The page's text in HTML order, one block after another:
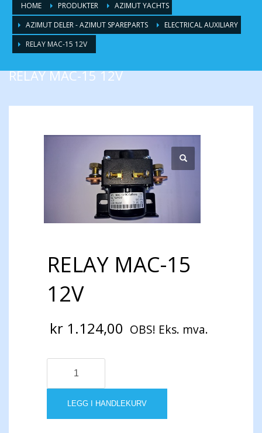
HOME PRODUKTER
AZIMUT YACHTS
AZIMUT DELER - AZIMUT SPAREPARTS
ELECTRICAL AUXILIARY
RELAY MAC-15 12V
RELAY MAC-15 12V
RELAY MAC-15
12V
kr 1.124,00 OBS! Eks. mva.
RELAY
15
LEGG I HANDLEKURV